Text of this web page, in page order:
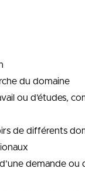
du domaine
ou d’études,
de différents
demande ou